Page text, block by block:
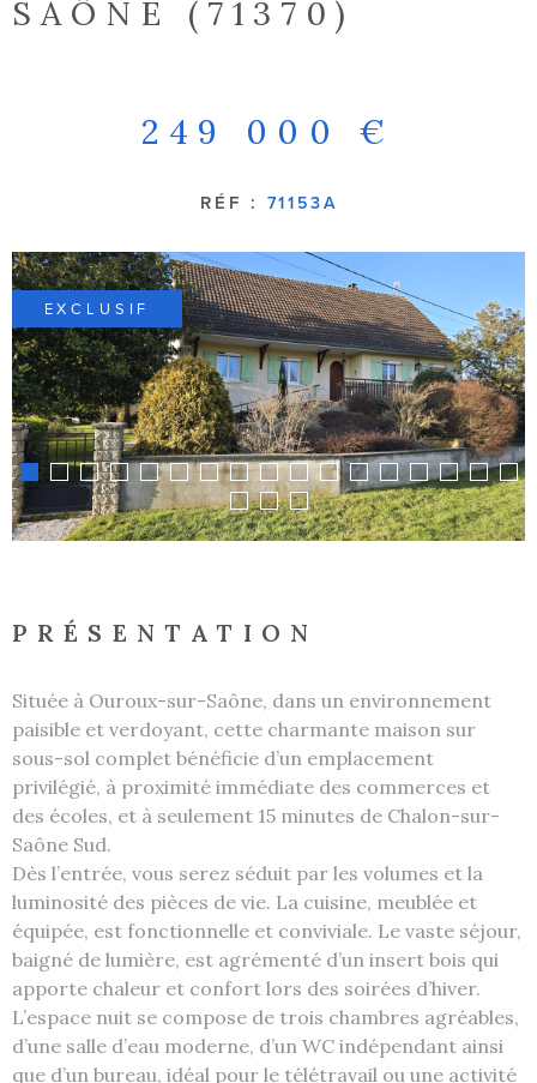
SAÔNE (71370)
249 000 €
RÉF : 71153A
EXCLUSIF
PRÉSENTATION
Située à Ouroux-sur-Saône, dans un environnement
paisible et verdoyant, cette charmante maison sur
sous-sol complet bénéficie d’un emplacement
privilégié, à proximité immédiate des commerces et
des écoles, et à seulement 15 minutes de Chalon-sur-
Saône Sud.
Dès l’entrée, vous serez séduit par les volumes et la
luminosité des pièces de vie. La cuisine, meublée et
équipée, est fonctionnelle et conviviale. Le vaste séjour,
baigné de lumière, est agrémenté d’un insert bois qui
apporte chaleur et confort lors des soirées d’hiver.
L’espace nuit se compose de trois chambres agréables,
d’une salle d’eau moderne, d’un WC indépendant ainsi
que d’un bureau, idéal pour le télétravail ou une activité